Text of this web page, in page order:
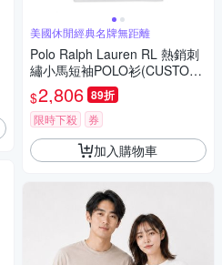
美國休閒經典名牌無距離
Polo Ralph Lauren RL 熱銷刺
繡小馬短袖POLO衫(CUSTOM
SLIM FIT)-白色
$2,806 89折
限時下殺 券
加入購物車